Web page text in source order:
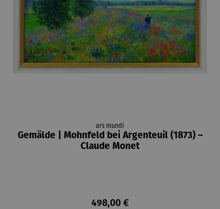
ars mundi
Gemälde | Mohnfeld bei Argenteuil (1873) –
Claude Monet
498,00 €